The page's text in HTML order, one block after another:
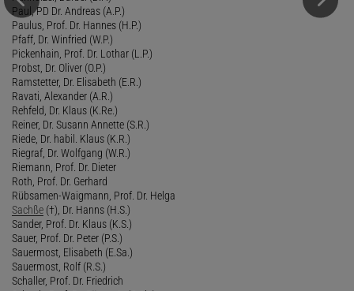
Paul, PD Dr. Andreas (A.P.)
Paulus, Prof. Dr. Hannes (H.P.)
Pfaff, Dr. Winfried (W.P.)
Pickenhain, Prof. Dr. Lothar (L.P.)
Probst, Dr. Oliver (O.P.)
Ramstetter, Dr. Elisabeth (E.R.)
Ravati, Alexander (A.R.)
Rehfeld, Dr. Klaus (K.Re.)
Reiner, Dr. Susann Annette (S.R.)
Riede, Dr. habil. Klaus (K.R.)
Riegraf, Dr. Wolfgang (W.R.)
Riemann, Prof. Dr. Dieter
Roth, Prof. Dr. Gerhard
Rübsamen-Waigmann, Prof. Dr. Helga
Sachße (†), Dr. Hanns (H.S.)
Sander, Prof. Dr. Klaus (K.S.)
Sauer, Prof. Dr. Peter (P.S.)
Sauermost, Elisabeth (E.Sa.)
Sauermost, Rolf (R.S.)
Schaller, Prof. Dr. Friedrich